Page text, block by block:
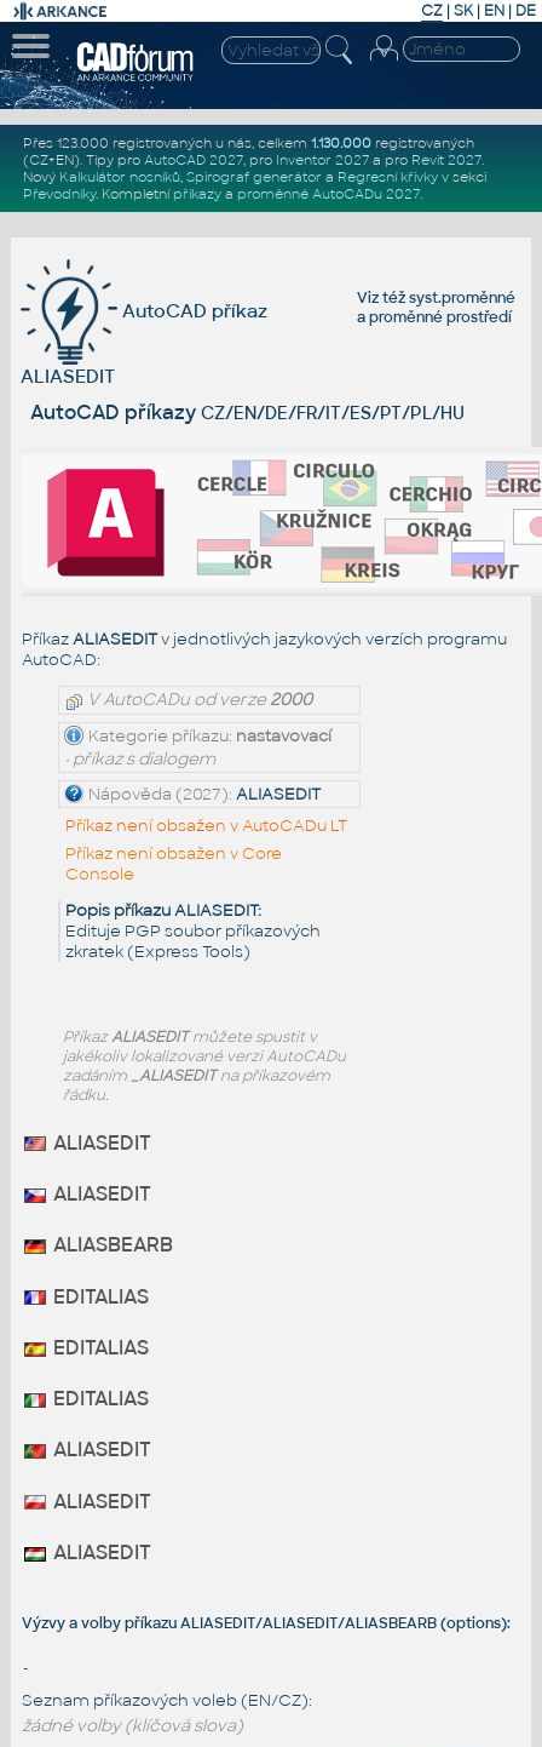
CZ | SK| EN | DE
Přes 123.000 registrovaných u nás, celkem 1.130.000registrovaných
(CZ+EN). Tipy pro AutoCAD 2027, pro Inventor 2027a pro Revit 2027.
Nový Kalkulátor nosníků, Spirograf generátor a Regresní křivkyv sekci
Převodníky. Kompletní příkazya proměnné AutoCADu 2027.
Viz téžsyst.proměnné
aproměnné prostředí
AutoCAD příkaz
ALIASEDIT
AutoCAD příkazy CZ/EN/DE/FR/IT/ES/PT/PL/HU
PříkazALIASEDITv jednotlivých jazykových verzích programu
AutoCAD:
V AutoCADu od verze2000
Kategorie příkazu: nastavovací
• příkaz s dialogem
Nápověda (2027): ALIASEDIT
Příkaz není obsažen v AutoCADu LT
Příkaz není obsažen v Core
Console
Popis příkazu ALIASEDIT:
Edituje PGP soubor příkazových
zkratek (Express Tools)
PříkazALIASEDITmůžete spustit v
jakékoliv lokalizované verzi AutoCADu
zadáním _ALIASEDITna příkazovém
řádku.
ALIASEDIT
ALIASEDIT
ALIASBEARB
EDITALIAS
EDITALIAS
EDITALIAS
ALIASEDIT
ALIASEDIT
ALIASEDIT
Výzvy a volby příkazu ALIASEDIT/ALIASEDIT/ALIASBEARB (options):
-
Seznam příkazových voleb (EN/CZ):
žádné volby (klíčová slova)